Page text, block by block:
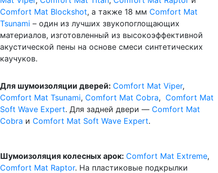
Comfort Mat Blockshot, а также 18 мм Comfort Mat
Tsunami – один из лучших звукопоглощающих
материалов, изготовленный из высокоэффективной
акустической пены на основе смеси синтетических
каучуков.
Для шумоизоляции дверей: Comfort Mat Viper,
Comfort Mat Tsunami, Comfort Mat Cobra, Comfort Mat
Soft Wave Expert. Для задней двери — Comfort Mat
Cobra и Comfort Mat Soft Wave Expert.
Шумоизоляция колесных арок: Comfort Mat Extreme,
Comfort Mat Raptor. На пластиковые подкрылки